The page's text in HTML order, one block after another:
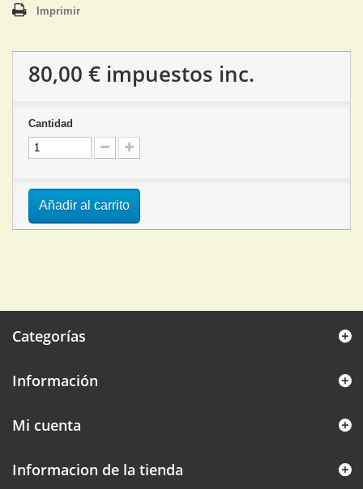
Imprimir
80,00 € impuestos inc.
Cantidad
Añadir al carrito
Categorías
Información
Mi cuenta
Informacion de la tienda